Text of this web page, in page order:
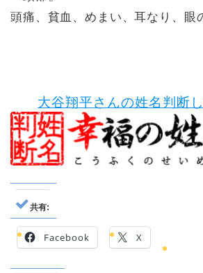
頭痛、貧血、めまい、耳なり、眼
大谷翔平さんの姓名判断
共有:
Facebook X